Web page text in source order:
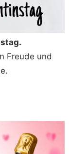
Freude und